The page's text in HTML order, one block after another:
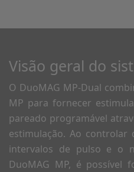
Visão geral do
O DuoMAG MP-Dual
MP para fornecer
pareado programável
estimulação. Ao controlar
intervalos de pulso e o
DuoMAG MP, é possível